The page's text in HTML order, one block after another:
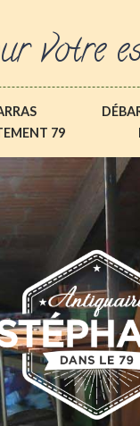
votre
79